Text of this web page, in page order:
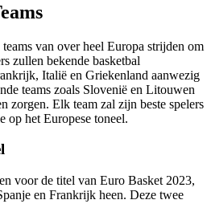
van over heel Europa strijden om
zullen bekende basketbal
Italië en Griekenland aanwezig
teams zoals Slovenië en Litouwen
zorgen. Elk team zal zijn beste spelers
op het Europese toneel.
voor de titel van Euro Basket 2023,
en Frankrijk heen. Deze twee